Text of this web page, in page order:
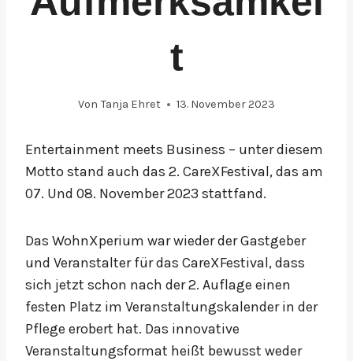
t
Von Tanja Ehret 13. November 2023
Entertainment meets Business – unter diesem
Motto stand auch das 2. CareXFestival, das am
07. Und 08. November 2023 stattfand.
Das WohnXperium war wieder der Gastgeber
und Veranstalter für das CareXFestival, dass
sich jetzt schon nach der 2. Auflage einen
festen Platz im Veranstaltungskalender in der
Pflege erobert hat. Das innovative
Veranstaltungsformat heißt bewusst weder